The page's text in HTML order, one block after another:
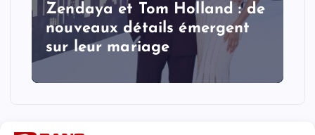
Zendaya et Tom Holland : de
nouveaux détails émergent
sur leur mariage